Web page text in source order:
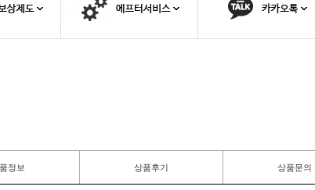
정보 상품후기 상품문의